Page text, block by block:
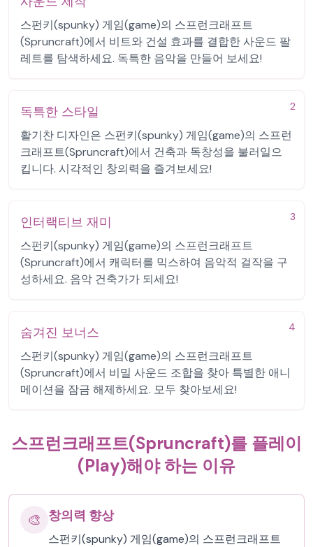
스펀키(spunky) 게임(game)의 스프런크래프트
(Spruncraft)에서 비트와 건설 효과를 결합한 사운드 팔
레트를 탐색하세요. 독특한 음악을 만들어 보세요!
2
독특한 스타일
활기찬 디자인은 스펀키(spunky) 게임(game)의 스프런
크래프트(Spruncraft)에서 건축과 독창성을 불러일으
킵니다. 시각적인 창의력을 즐겨보세요!
3
인터랙티브 재미
스펀키(spunky) 게임(game)의 스프런크래프트
(Spruncraft)에서 캐릭터를 믹스하여 음악적 걸작을 구
성하세요. 음악 건축가가 되세요!
4
숨겨진 보너스
스펀키(spunky) 게임(game)의 스프런크래프트
(Spruncraft)에서 비밀 사운드 조합을 찾아 특별한 애니
메이션을 잠금 해제하세요. 모두 찾아보세요!
스프런크래프트(Spruncraft)를 플레이
(Play)해야 하는 이유
🎨 창의력 향상
스펀키(spunky) 게임(game)의 스프런크래프트